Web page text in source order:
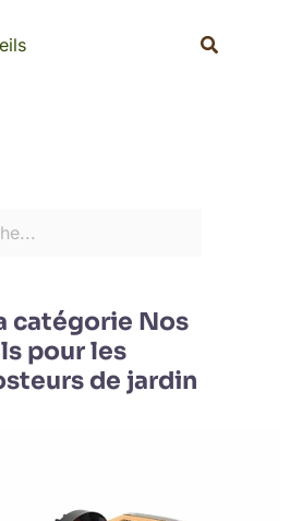
catégorie Nos
pour les
de jardin